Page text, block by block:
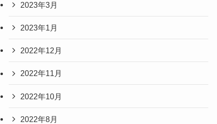
2023年3月
2023年1月
2022年12月
2022年11月
2022年10月
2022年8月